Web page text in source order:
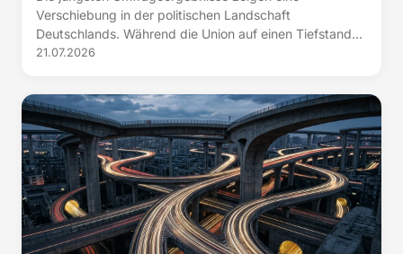
Verschiebung in der politischen Landschaft
Deutschlands. Während die Union auf einen Tiefstand...
21.07.2026